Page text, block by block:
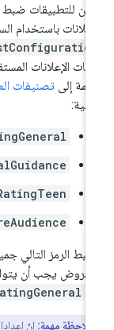
للتطبيقات ضبط
باستخدام السمة
الإعلانات
إلى تصنيفات
الرمز التالي جميع
يجب أن يتوافق
ملاحظة مهمة:إنّ إعدادات